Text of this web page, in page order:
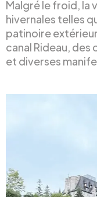
Malgré le froid, la
hivernales telles
patinoire
canal Rideau,
et diverses